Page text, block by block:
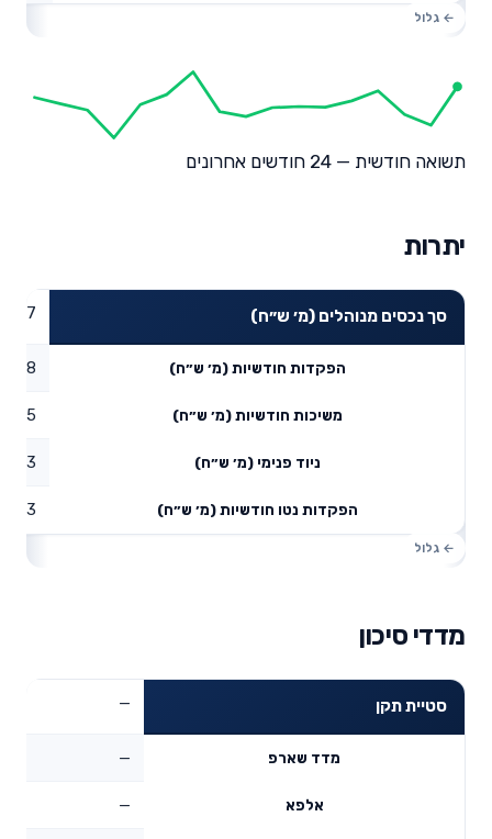
תשואה חודשית — 24 חודשים אחרונים
יתרות
סך נכסים מנוהלים (מ׳ ש״ח)
הפקדות חודשיות (מ׳ ש״ח) 0.88
משיכות חודשיות (מ׳ ש״ח) 0.15
ניוד פנימי (מ׳ ש״ח) 1.3
הפקדות נטו חודשיות (מ׳ ש״ח) 2.03
מדדי סיכון
סטיית תקן —
מדד שארפ —
אלפא —